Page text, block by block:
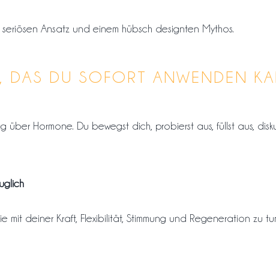
Ansatz und einem hübsch designten Mythos.
DAS DU SOFORT ANWENDEN
über Hormone. Du bewegst dich, probierst aus, füllst aus,
mit deiner Kraft, Flexibilität, Stimmung und Regeneration zu